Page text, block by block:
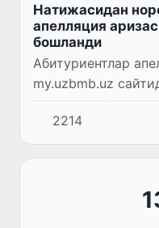
Натижасидан
апелляция
бошланди
Абитуриентлар
my.uzbmb.uz
орқали) онлайн
августга қадар
мумкин.
2214